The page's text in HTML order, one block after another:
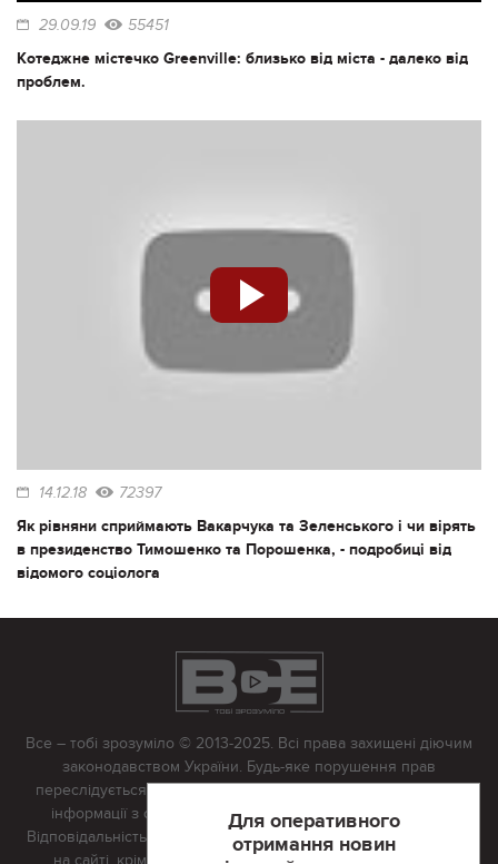
29.09.19 55451
Котеджне містечко Greenville: близько від міста - далеко від
проблем.
14.12.18 72397
Як рівняни сприймають Вакарчука та Зеленського і чи вірять
в президенство Тимошенко та Порошенка, - подробиці від
відомого соціолога
Для оперативного
отримання новин
Все – тобі зрозуміло © 2013-2025. Всі права захищені діючим
законодавством України. Будь-яке порушення прав
переслідується в судовому порядку. Будь-яке відтворення
інформації з сайту тільки з письмово дозволу редакції.
Відповідальність за достовірність усіх матеріалів, розміщених
на сайті, крім матеріалів, які містять посилання на інші